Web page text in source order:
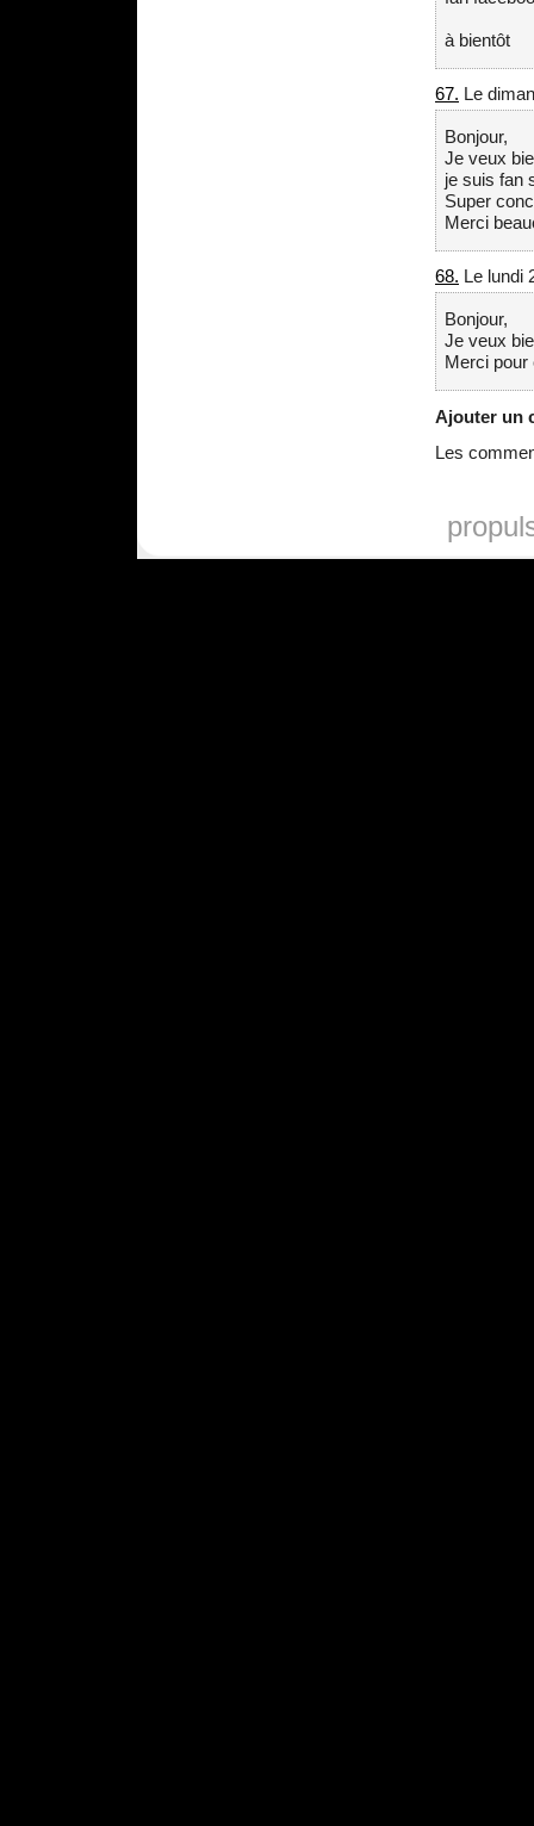
à bientôt
67. Le
Bonjour,
Je veux
je suis fan
Super
Merci
68. Le lundi
Bonjour,
Je veux
Merci pour
Ajouter un
Les